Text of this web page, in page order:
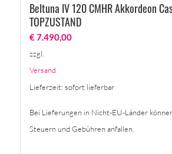
Beltuna IV 120 CMHR Akkordeon
TOPZUSTAND
€7.490,00
zzgl.
Versand
Lieferzeit: sofort lieferbar
Bei Lieferungen in Nicht-EU-Länder
Steuern und Gebühren anfallen.